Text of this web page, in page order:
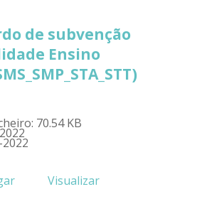
de subvenção
Ensino
70.54 KB
Visualizar